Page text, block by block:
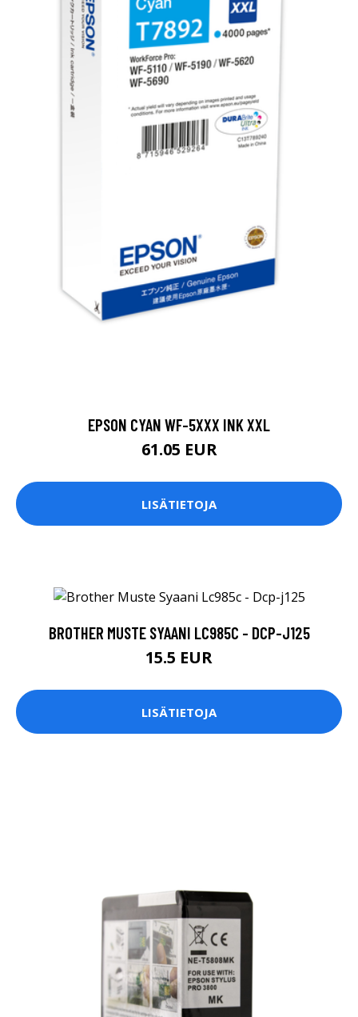
EPSON CYAN WF-5XXX INK XXL
61.05 EUR
LISÄTIETOJA
BROTHER MUSTE SYAANI LC985C - DCP-J125
15.5 EUR
LISÄTIETOJA